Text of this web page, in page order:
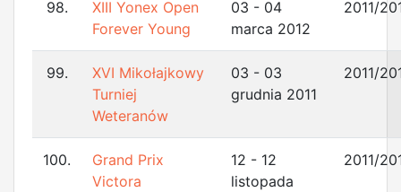
98.
XIII Yonex Open
Forever Young
03 - 04
marca 2012
2011/
99.
XVI Mikołajkowy
Turniej
Weteranów
03 - 03
grudnia 2011
2011/
100.
Grand Prix
Victora
12 - 12
listopada
2011/